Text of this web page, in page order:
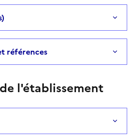
références
l'établissement